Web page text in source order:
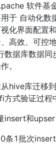
软件基
于 自动化数
化界面配置
高效、可控
数据库数据
。
hive库迁移
式验证过程
insert和
条1批次